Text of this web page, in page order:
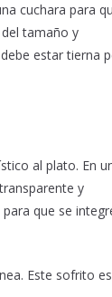
cuchara para
tamaño y
estar tierna
al plato. En
y
que se
Este sofrito es